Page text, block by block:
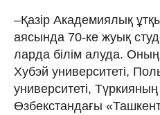
–Қазір Академиялық
аясында 70-ке жуық
ларда білім алуда.
Хубэй университеті,
университеті,
Өзбекстандағы